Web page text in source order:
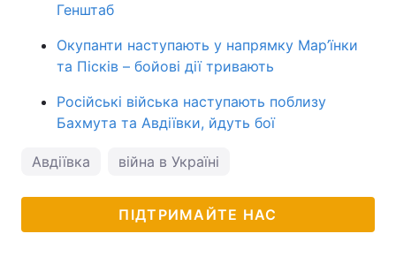
Генштаб
Окупанти наступають у напрямку Мар’їнки
та Пісків – бойові дії тривають
Російські війська наступають поблизу
Бахмута та Авдіївки, йдуть бої
Авдіївка війна в Україні
ПІДТРИМАЙТЕ НАС